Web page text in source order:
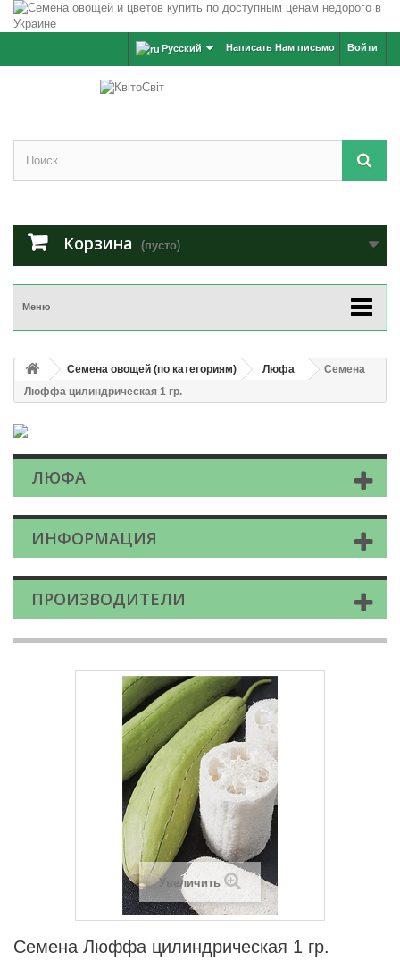
Войти
Написать Нам письмо
Русский
Корзина (пусто)
Меню
Семена овощей (по категориям) Люфа
Семена
Люффа цилиндрическая 1 гр.
ЛЮФА
ИНФОРМАЦИЯ
ПРОИЗВОДИТЕЛИ
Увеличить
Семена Люффа цилиндрическая 1 гр.